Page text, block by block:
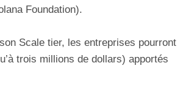
Foundation).
Scale tier, les entreprises pourront
trois millions de dollars) apportés